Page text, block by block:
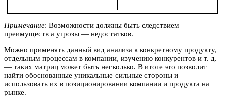
Примечание: Возможности должны быть следствием
преимуществ а угрозы — недостатков.
Можно применять данный вид анализа к конкретному продукту,
отдельным процессам в компании, изучению конкурентов и т. д.
— таких матриц может быть несколько. В итоге это позволит
найти обоснованные уникальные сильные стороны и
использовать их в позиционировании компании и продукта на
рынке.